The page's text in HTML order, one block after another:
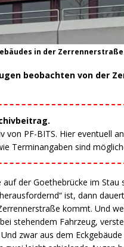
in der Zerrennerstraße
beobachten von der
von PF-BITS. Hier eventuell
Terminangaben sind
auf der Goethebrücke im
ist, dann
kommt. Und
stehendem Fahrzeug,
zwar aus dem